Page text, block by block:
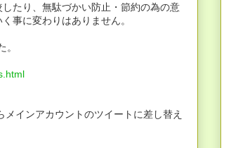
たり、無駄づかい防止・節約の為の意
事に変わりはありません。
インアカウントのツイートに差し替え